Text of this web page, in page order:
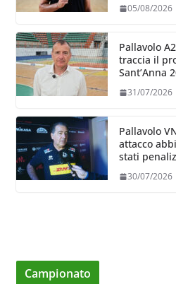
05/08/2026
Pallavolo
traccia il
Sant’Anna
31/07/2026
Pallavolo
attacco
stati
30/07/2026
Campionato